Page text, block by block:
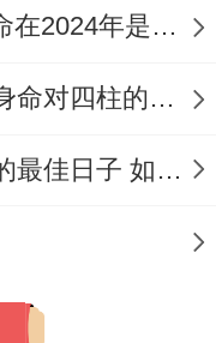
辛金2024年财官年，辛金命在2024年是财官年还是财印年
八字中的胎命身是什么,胎身命对四柱的影响
2024年农历12月宝宝出生的最佳日子 如何挑选适合的吉日